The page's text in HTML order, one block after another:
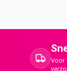
Voor